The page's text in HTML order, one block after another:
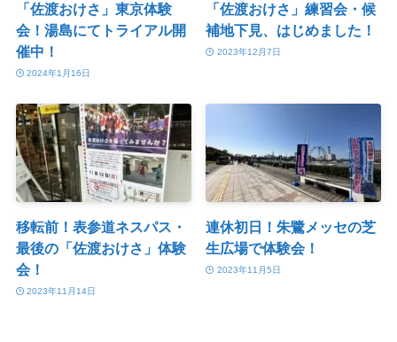
「佐渡おけさ」東京体験
会！湯島にてトライアル開
催中！
2024年1月16日
「佐渡おけさ」練習会・候
補地下見、はじめました！
2023年12月7日
移転前！表参道ネスパス・
最後の「佐渡おけさ」体験
会！
2023年11月14日
連休初日！朱鷺メッセの芝
生広場で体験会！
2023年11月5日